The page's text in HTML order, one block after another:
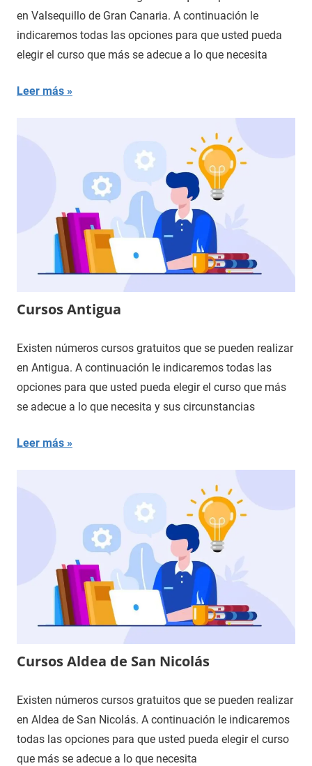
en Valsequillo de Gran Canaria. A continuación le
indicaremos todas las opciones para que usted pueda
elegir el curso que más se adecue a lo que necesita
Leer más
Cursos Antigua
Existen números cursos gratuitos que se pueden realizar
en Antigua. A continuación le indicaremos todas las
opciones para que usted pueda elegir el curso que más
se adecue a lo que necesita y sus circunstancias
Leer más
Cursos Aldea de San Nicolás
Existen números cursos gratuitos que se pueden realizar
en Aldea de San Nicolás. A continuación le indicaremos
todas las opciones para que usted pueda elegir el curso
que más se adecue a lo que necesita